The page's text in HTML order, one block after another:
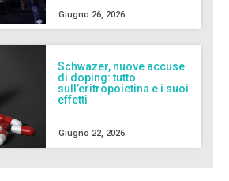
Giugno 26, 2026
Schwazer, nuove accuse
di doping: tutto
sull’eritropoietina e i suoi
effetti
Giugno 22, 2026